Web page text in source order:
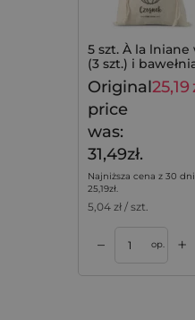
5 szt. À la
(3 szt.) i
zakupy (2 szt.)
Original
price
was:
31,49zł.
25,19
Najniższa cena z 30
25,19zł.
5,04 zł / szt.
– op. +
Dodaj do